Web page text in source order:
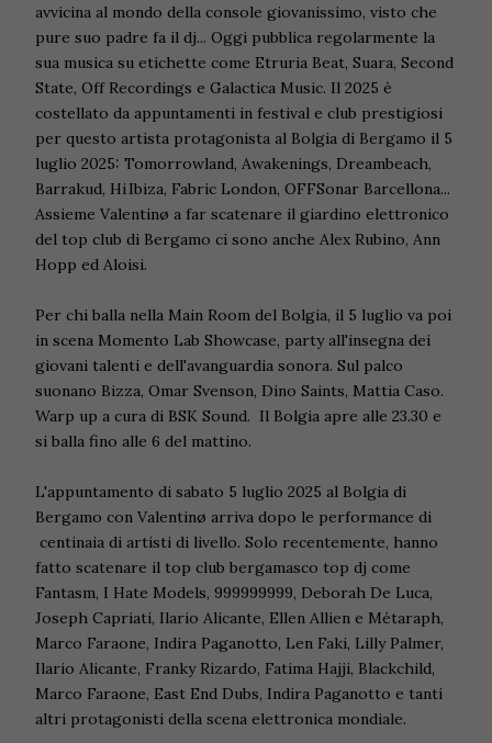
avvicina al mondo della console giovanissimo, visto che
pure suo padre fa il dj... Oggi pubblica regolarmente la
sua musica su etichette come Etruria Beat, Suara, Second
State, Off Recordings e Galactica Music. Il 2025 è
costellato da appuntamenti in festival e club prestigiosi
per questo artista protagonista al Bolgia di Bergamo il 5
luglio 2025: Tomorrowland, Awakenings, Dreambeach,
Barrakud, Hi Ibiza, Fabric London, OFFSonar Barcellona...
Assieme Valentinø a far scatenare il giardino elettronico
del top club di Bergamo ci sono anche Alex Rubino, Ann
Hopp ed Aloisi.
Per chi balla nella Main Room del Bolgia, il 5 luglio va poi
in scena Momento Lab Showcase, party all'insegna dei
giovani talenti e dell'avanguardia sonora. Sul palco
suonano Bizza, Omar Svenson, Dino Saints, Mattia Caso.
Warp up a cura di BSK Sound. Il Bolgia apre alle 23.30 e
si balla fino alle 6 del mattino.
L'appuntamento di sabato 5 luglio 2025 al Bolgia di
Bergamo con Valentinø arriva dopo le performance di
centinaia di artisti di livello. Solo recentemente, hanno
fatto scatenare il top club bergamasco top dj come
Fantasm, I Hate Models, 999999999, Deborah De Luca,
Joseph Capriati, Ilario Alicante, Ellen Allien e Métaraph,
Marco Faraone, Indira Paganotto, Len Faki, Lilly Palmer,
Ilario Alicante, Franky Rizardo, Fatima Hajji, Blackchild,
Marco Faraone, East End Dubs, Indira Paganotto e tanti
altri protagonisti della scena elettronica mondiale.